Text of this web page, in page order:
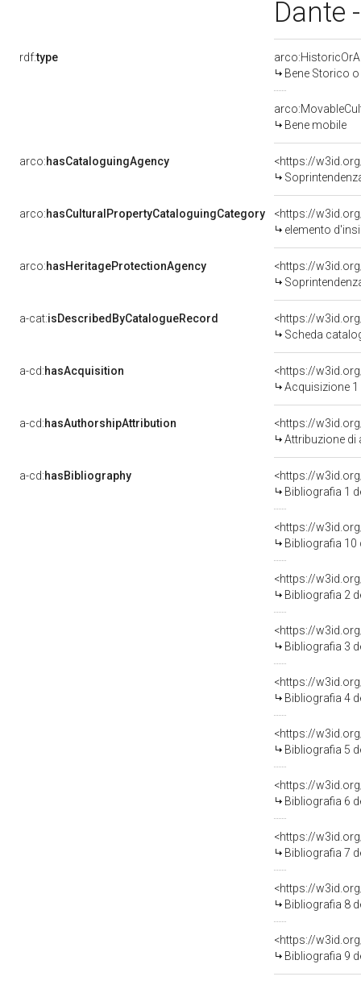
Dante
rdf:type
Bene Storico
Bene mobile
arco:hasCataloguingAgency
<https://
arco:hasCulturalPropertyCataloguingCategory
<https://
elemento
arco:hasHeritageProtectionAgency
<https://
a-cat:isDescribedByCatalogueRecord
<https://
Scheda
a-cd:hasAcquisition
<https://
Acquisizione 1
a-cd:hasAuthorshipAttribution
Attribuzione di
a-cd:hasBibliography
<https://
Bibliografia 1
<https://
Bibliografia 10
<https://
Bibliografia 2
<https://
Bibliografia 3
<https://
Bibliografia 4
<https://
Bibliografia 5
<https://
Bibliografia 6
<https://
Bibliografia 7
<https://
Bibliografia 8
<https://
Bibliografia 9